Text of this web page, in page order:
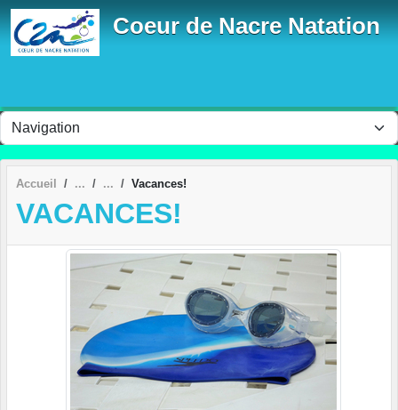
Coeur de Nacre Natation
Accueil Vacances!
VACANCES!
Panneau de gestion des cookies